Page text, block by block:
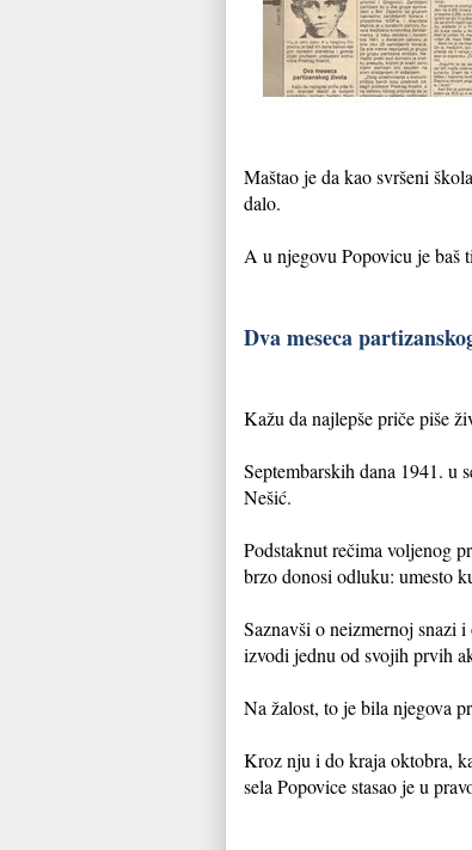
Maštao je da kao svršeni
dalo.
A u njegovu Popovicu je baš
Dva meseca
Kažu da najlepše priče piše
Septembarskih dana 1941. u
Nešić.
Podstaknut rečima voljenog
brzo donosi odluku: umesto
Saznavši o neizmernoj snazi
izvodi jednu od svojih prvih
Na žalost, to je bila njegova
Kroz nju i do kraja oktobra,
sela Popovice stasao je u